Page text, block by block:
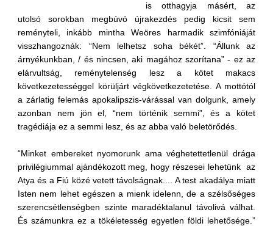
is otthagyja másért, az
utolsó sorokban megbúvó újrakezdés pedig kicsit sem
reményteli, inkább mintha Weöres harmadik szimfóniáját
visszhangoznák: “Nem lelhetsz soha békét”. “Állunk az
árnyékunkban, / és nincsen, aki magához szorítana” - ez az
elárvultság, reménytelenség lesz a kötet makacs
következetességgel körüljárt végkövetkezetetése. A mottótól
a zárlatig felemás apokalipszis-várással van dolgunk, amely
azonban nem jön el, “nem történik semmi”, és a kötet
tragédiája ez a semmi lesz, és az abba való beletörődés.
“Minket embereket nyomorunk ama véghetettetlenül drága
privilégiummal ajándékozott meg, hogy részesei lehetünk az
Atya és a Fiú közé vetett távolságnak.... A test akadálya miatt
Isten nem lehet egészen a mienk idelenn, de a szélsőséges
szerencsétlenségben szinte maradéktalanul távolivá válhat.
És számunkra ez a tökéletesség egyetlen földi lehetősége.”